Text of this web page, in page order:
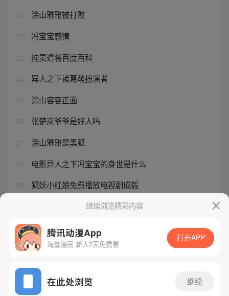
21 涂山雅雅被打败
22 冯宝宝感情
23 拘灵遣将百度百科
24 异人之下诸葛萌扮演者
25 涂山容容正面
26 张楚岚爷爷是好人吗
27 涂山雅雅是黑狐
28 电影异人之下冯宝宝的身世是什么
29 狐妖小红娘免费播放电视剧成毅
狐妖小红娘战力体系图继续浏览精彩内容
腾讯动漫App
海量漫画 新人7天免费看
打开APP
在此处浏览 继续
网站备案/许可证号：粤B2-20090059-5
Copyright©1998 - 2026 Tencent. All Rights Reserved